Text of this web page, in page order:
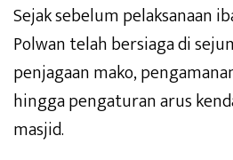
Sejak sebelum pelaksanaan
Polwan telah bersiaga di
penjagaan mako,
hingga pengaturan arus
masjid.